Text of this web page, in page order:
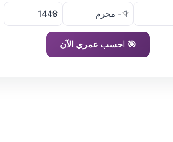
🎯 احسب عمري الآن